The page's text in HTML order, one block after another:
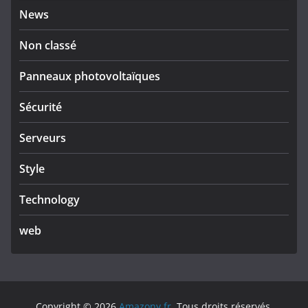
News
Non classé
Panneaux photovoltaïques
Sécurité
Serveurs
Style
Technology
web